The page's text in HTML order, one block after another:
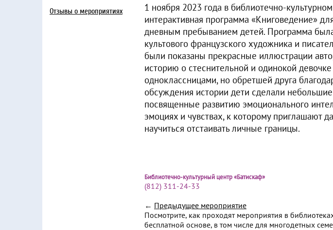
Отзывы о мероприятиях
1 ноября 2023 года в библиотечно-
интерактивная программа «Книговедение»
дневным пребыванием детей. Программа
культового французского художника и
были показаны прекрасные иллюстрации
историю о стеснительной и одинокой
одноклассницами, но обретшей друга
обсуждения истории дети сделали
посвященные развитию эмоционального
эмоциях и чувствах, к которому приглашают
научиться отстаивать личные границы.
Библиотечно-культурный центр «Батискаф»
(812) 311-24-33
← Предыдущее мероприятие
Посмотрите, как проходят мероприятия в
бесплатной основе, в том числе для многодетных